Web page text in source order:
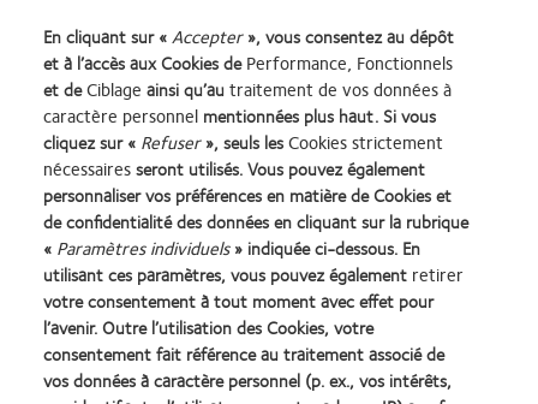
Oxygenation During Contact Lens Wear. Optom Vis Sci. 2005;82(6):467-472.
3. CVI data on file, 2024.
4. CooperVision data on file, 2019. clariti® 1 day Wearer Experience Survey conducted online
in U.S., n=298: sphere, toric or multifocal; habitual FRP, DD, and new wearers who
purchased clariti®1 day; strongly or somewhat agree.
SA12730 / APP136357
Learn
more
about
Récompense
Silmo
Learn
more
about
Contact
Lens
Learn
more
about
2012
&
Learn
more
about
2011
Best
Learn
more
about
ODMA
2011
Learn
more
2012
REBRAND
En cliquant sur «Accepter», vous consentez au dépôt
et à l’accès aux Cookies dePerformance, Fonctionnels
et deCiblage ainsi qu’autraitement de vos données à
caractère personnel mentionnées plus haut. Si vous
cliquez sur « Refuser», seuls lesCookies strictement
nécessairesseront utilisés. Vous pouvez également
personnaliser vos préférences en matière de Cookies et
de confidentialité des données en cliquant sur la rubrique
« Paramètres individuels» indiquée ci-dessous. En
utilisant ces paramètres, vous pouvez également retirer
votre consentement à tout moment avec effet pour
l’avenir. Outre l’utilisation des Cookies, votre
consentement fait référence au traitement associé de
vos données à caractère personnel (p. ex., vos intérêts,